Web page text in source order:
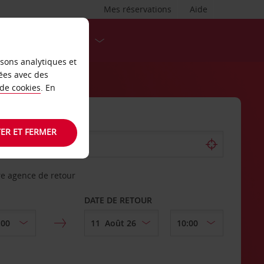
Aide
Mes réservations
agence de retour
DATE DE RETOUR
analytiques et
avec des
cookies. En
ET FERMER